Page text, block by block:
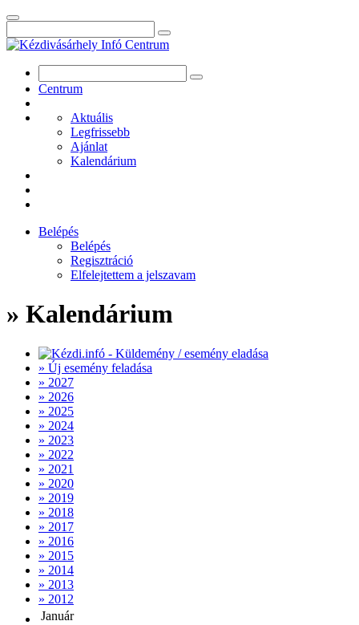
Centrum
Aktuális
Legfrissebb
Ajánlat
Kalendárium
Belépés
Belépés
Regisztráció
Elfelejtettem a jelszavam
» Kalendárium
» Új esemény feladása
» 2027
» 2026
» 2025
» 2024
» 2023
» 2022
» 2021
» 2020
» 2019
» 2018
» 2017
» 2016
» 2015
» 2014
» 2013
» 2012
Január